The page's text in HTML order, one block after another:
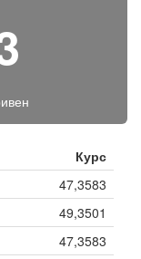
Курс
47,3583
49,3501
47,3583